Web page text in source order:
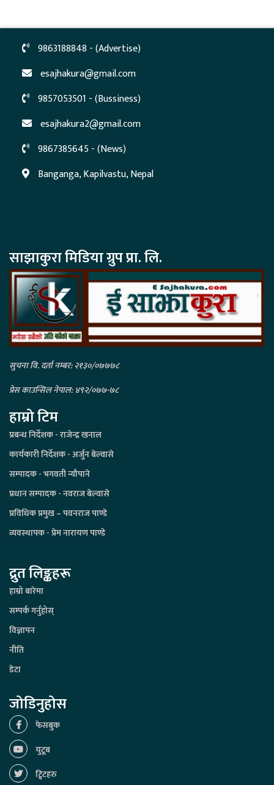
9863188848 - (Advertise)
esajhakura@gmail.com
9857053501 - (Bussiness)
esajhakura2@gmail.com
9867385645 - (News)
Banganga, Kapilvastu, Nepal
साझाकुरा मिडिया ग्रुप प्रा. लि.
सुचना वि. दर्ता नम्बर: २१३०/०७७७८
प्रेस काउन्सिल नेपाल: ४९२/०७७-७८
हाम्रो टिम
प्रबन्ध निर्देशक - राजेन्द्र खनाल
कार्यकारी निर्देशक - अर्जुन बेल्वासे
सम्पादक - भगवती न्यौपाने
प्रधान सम्पादक - नवराज बेल्वासे
प्रविधिक प्रमुख – पवनराज पाण्डे
व्यवस्थापक - प्रेम नारायण पाण्डे
द्रुत लिङ्कहरू
हाम्रो बारेमा
सम्पर्क गर्नुहोस्
विज्ञापन
नीति
डेटा
जोडिनुहोस
फेसबुक
युटूब
ट्विटहरु